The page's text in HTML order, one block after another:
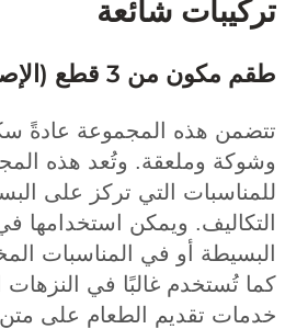
شائعة
من 3 قطع (الإصدار الأساسي)
هذه المجموعة عادةً سكين
وملعقة. وتُعد هذه
التي تركز على
ويمكن استخدامها في
أو في المناسبات
تُستخدم غالبًا في النزهات
تقديم الطعام على متن